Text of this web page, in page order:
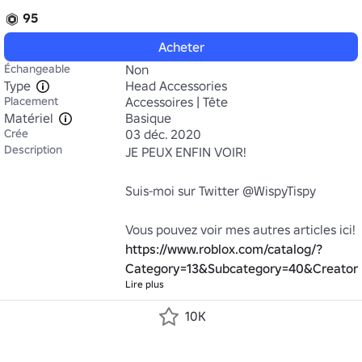
95
Acheter
Échangeable
Non
Type
Head Accessories
Placement
Accessoires | Tête
Matériel
Basique
Crée 03 déc. 2020
Description JE PEUX ENFIN VOIR!
Suis-moi sur Twitter @WispyTispy
https://www.roblox.com/catalog/?
Lire plus
10K